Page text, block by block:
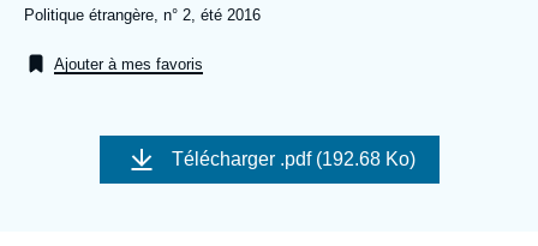
Analyses
Événements
L'Ifri en bref Proche-Orient
Références
Politique étrangère, n° 2, été 2016
Ajouter à mes favoris
Télécharger .pdf (192.68 Ko)